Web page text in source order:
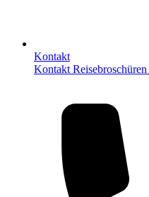
Kontakt
Kontakt Reisebroschüren